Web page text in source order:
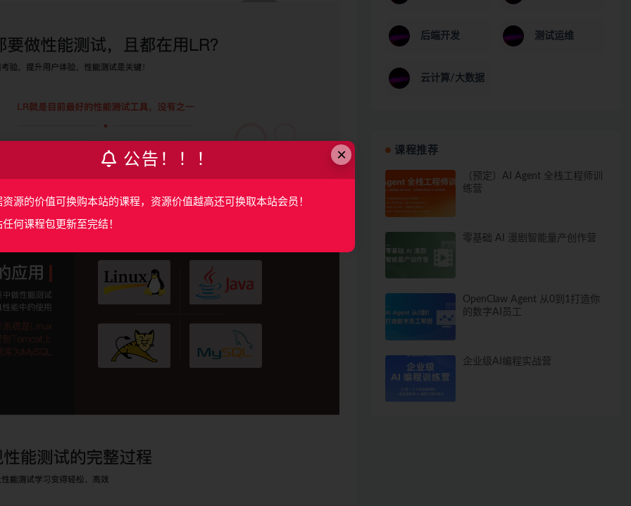
后端开发 测试运维
云计算/大数据
课程推荐
（预定）AI Agent 全栈工程师训
练营
零基础 AI 漫剧智能量产创作营
OpenClaw Agent 从0到1打造你
的数字AI员工
企业级AI编程实战营
×
公告！！！
资源的价值可换购本站的课程，资源价值越高还可换取本站会员！
任何课程包更新至完结！